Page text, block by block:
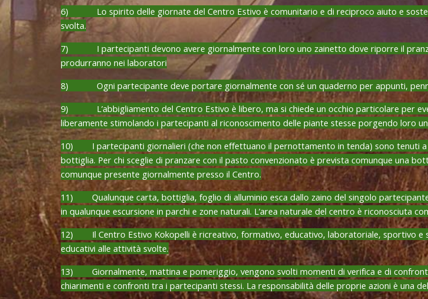
6) Lo spirito delle giornate del Centro Estivo è comunitario e di reciproco aiuto e
svolta.
7) I partecipanti devono avere giornalmente con loro uno zainetto dove riporre il
produrranno nei laboratori
8) Ogni partecipante deve portare giornalmente con sé un quaderno per appunti,
9) L’abbigliamento del Centro Estivo è libero, ma si chiede un occhio particolare per
liberamente stimolando i partecipanti al riconoscimento delle piante stesse porgendo loro
10) I partecipanti giornalieri (che non effettuano il pernottamento in tenda) sono tenuti a
bottiglia. Per chi sceglie di pranzare con il pasto convenzionato è prevista comunque una
comunque presente giornalmente presso il Centro.
11) Qualunque carta, bottiglia, foglio di alluminio esca dallo zaino del singolo
in qualunque escursione in parchi e zone naturali. L’area naturale del centro è riconosciuta
12) Il Centro Estivo Kokopelli è ricreativo, formativo, educativo, laboratoriale, sportivo e
educativi alle attività svolte.
13) Giornalmente, mattina e pomeriggio, vengono svolti momenti di verifica e di
chiarimenti e confronti tra i partecipanti stessi. La responsabilità delle proprie azioni è una